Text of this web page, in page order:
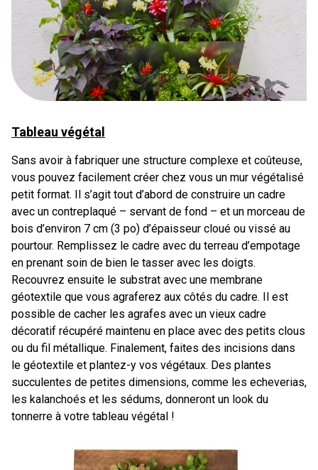
Tableau végétal
Sans avoir à fabriquer une structure complexe et coûteuse,
vous pouvez facilement créer chez vous un mur végétalisé
petit format. Il s’agit tout d’abord de construire un cadre
avec un contreplaqué – servant de fond – et un morceau de
bois d’environ 7 cm (3 po) d’épaisseur cloué ou vissé au
pourtour. Remplissez le cadre avec du terreau d’empotage
en prenant soin de bien le tasser avec les doigts.
Recouvrez ensuite le substrat avec une membrane
géotextile que vous agraferez aux côtés du cadre. Il est
possible de cacher les agrafes avec un vieux cadre
décoratif récupéré maintenu en place avec des petits clous
ou du fil métallique. Finalement, faites des incisions dans
le géotextile et plantez-y vos végétaux. Des plantes
succulentes de petites dimensions, comme les echeverias,
les kalanchoés et les sédums, donneront un look du
tonnerre à votre tableau végétal !